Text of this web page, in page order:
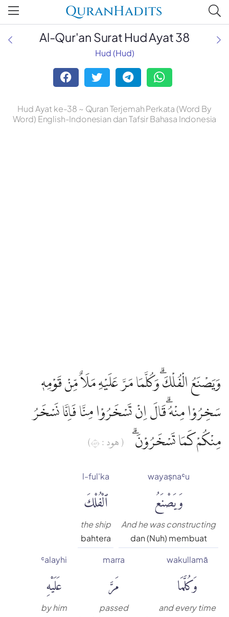
QuranHadits
Al-Qur'an Surat Hud Ayat 38
Hud (Hud)
Hud Ayat ke-38 ~ Quran Terjemah Perkata (Word By
Word) English-Indonesian dan Tafsir Bahasa Indonesia
وَيَصْنَعُ الْفُلْكَۗ وَكُلَّمَا مَرَّ عَلَيْهِ مَلَاٌ مِّنْ قَوْمِهٖ
سَخِرُوْا مِنْهُ ۗقَالَ اِنْ تَسْخَرُوْا مِنَّا فَاِنَّا نَسْخَرُ
مِنْكُمْ كَمَا تَسْخَرُوْنَۗ
( هود : ٣٨)
wayaṣnaʿu
وَيَصْنَعُ
And he was constructing
dan (Nuh) membuat
l-ful'ka
ٱلْفُلْكَ
the ship
bahtera
wakullamā
وَكُلَّمَا
and every time
marra
مَرَّ
passed
ʿalayhi
عَلَيْهِ
by him